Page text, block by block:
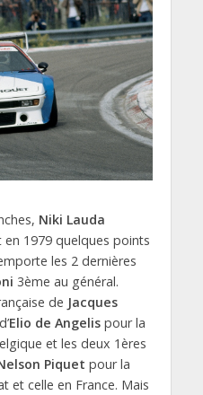
Niki Lauda
1979 quelques points
les 2 dernières
3ème au général.
de Jacques
Elio de Angelispour la
et les deux 1ères
Piquet pour la
et celle en France. Mais